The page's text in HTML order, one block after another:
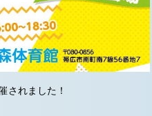
されました！